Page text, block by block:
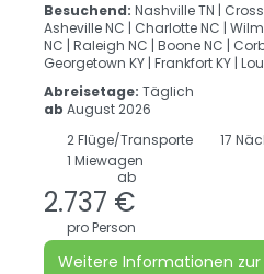
Besuchend: Nashville TN |
Asheville NC | Charlotte NC |
NC | Raleigh NC | Boone NC |
Georgetown KY | Frankfort KY |
Abreisetage: Täglich
ab August 2026
2Flüge/Transporte 17
1 Miewagen
ab
2.737 €
pro Person
Weitere Informationen zur